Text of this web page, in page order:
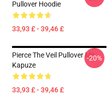
Pullover Hoodie
33,93 £ - 39,46 £
Pierce The Veil Pullover Mit
Kapuze
33,93 £ - 39,46 £
-20%